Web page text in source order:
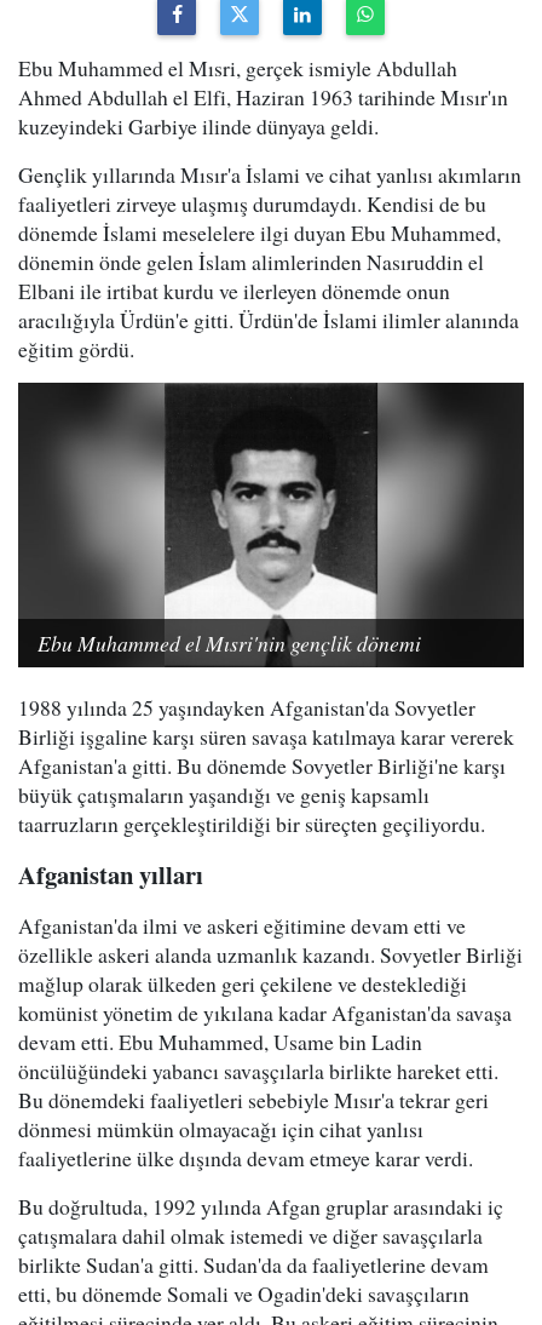
Ebu Muhammed el Mısri, gerçek ismiyle Abdullah
Ahmed Abdullah el Elfi, Haziran 1963 tarihinde Mısır'ın
kuzeyindeki Garbiye ilinde dünyaya geldi.
Gençlik yıllarında Mısır'a İslami ve cihat yanlısı akımların
faaliyetleri zirveye ulaşmış durumdaydı. Kendisi de bu
dönemde İslami meselelere ilgi duyan Ebu Muhammed,
dönemin önde gelen İslam alimlerinden Nasıruddin el
Elbani ile irtibat kurdu ve ilerleyen dönemde onun
aracılığıyla Ürdün'e gitti. Ürdün'de İslami ilimler alanında
eğitim gördü.
Ebu Muhammed el Mısri'nin gençlik dönemi
1988 yılında 25 yaşındayken Afganistan'da Sovyetler
Birliği işgaline karşı süren savaşa katılmaya karar vererek
Afganistan'a gitti. Bu dönemde Sovyetler Birliği'ne karşı
büyük çatışmaların yaşandığı ve geniş kapsamlı
taarruzların gerçekleştirildiği bir süreçten geçiliyordu.
Afganistan yılları
Afganistan'da ilmi ve askeri eğitimine devam etti ve
özellikle askeri alanda uzmanlık kazandı. Sovyetler Birliği
mağlup olarak ülkeden geri çekilene ve desteklediği
komünist yönetim de yıkılana kadar Afganistan'da savaşa
devam etti. Ebu Muhammed, Usame bin Ladin
öncülüğündeki yabancı savaşçılarla birlikte hareket etti.
Bu dönemdeki faaliyetleri sebebiyle Mısır'a tekrar geri
dönmesi mümkün olmayacağı için cihat yanlısı
faaliyetlerine ülke dışında devam etmeye karar verdi.
Bu doğrultuda, 1992 yılında Afgan gruplar arasındaki iç
çatışmalara dahil olmak istemedi ve diğer savaşçılarla
birlikte Sudan'a gitti. Sudan'da da faaliyetlerine devam
etti, bu dönemde Somali ve Ogadin'deki savaşçıların